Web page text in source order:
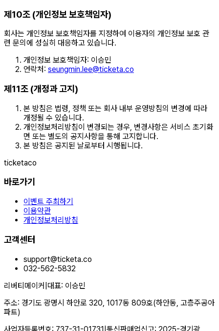
제10조 (개인정보 보호책임자)
회사는 개인정보 보호책임자를 지정하여 이용자의 개인정보 보호 관
련 문의에 성실히 대응하고 있습니다.
개인정보 보호책임자: 이승민
연락처: seungmin.lee@ticketa.co
제11조 (개정과 고지)
본 방침은 법령, 정책 또는 회사 내부 운영방침의 변경에 따라
개정될 수 있습니다.
개인정보처리방침이 변경되는 경우, 변경사항은 서비스 초기화
면 또는 별도의 공지사항을 통해 고지합니다.
본 방침은 공지된 날로부터 시행됩니다.
ticketaco
바로가기
이벤트 주최하기
이용약관
개인정보처리방침
고객센터
support@ticketa.co
032-562-5832
리버티메이커 대표: 이승민
주소: 경기도 광명시 하안로 320, 1017동 809호(하안동, 고층주공아
파트)
사업자등록번호: 737-31-01731 통신판매업신고: 2025-경기광